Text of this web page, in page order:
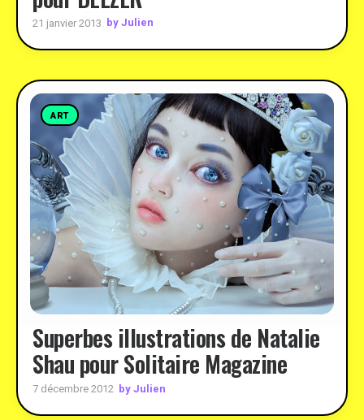
21 janvier 2013 by Julien
ART
Superbes illustrations de Natalie
Shau pour Solitaire Magazine
7 décembre 2012 by Julien